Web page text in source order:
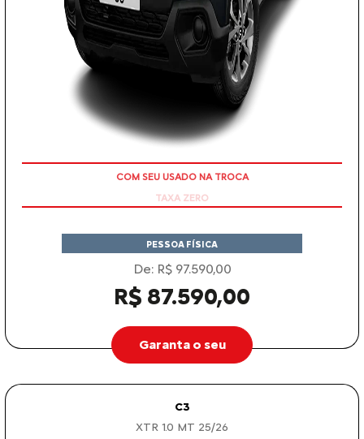
TAXA ZERO
PESSOA FÍSICA
De: R$ 97.590,00
R$ 87.590,00
Garanta o seu
C3
XTR 1.0 MT 25/26